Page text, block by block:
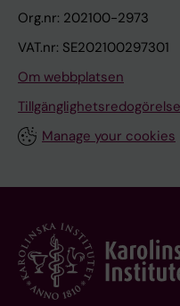
Org.nr: 202100-2973
VAT.nr: SE202100297301
Om webbplatsen
Tillgänglighetsredogörelse
Manage your cookies